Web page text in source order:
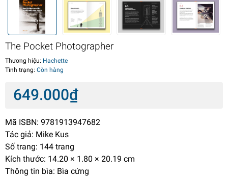
The Pocket Photographer
Thương hiệu: Hachette
Tình trạng: Còn hàng
649.000₫
Mã ISBN: 9781913947682
Tác giả: Mike Kus
Số trang: 144 trang
Kích thước: 14.20 × 1.80 × 20.19 cm
Thông tin bìa: Bìa cứng